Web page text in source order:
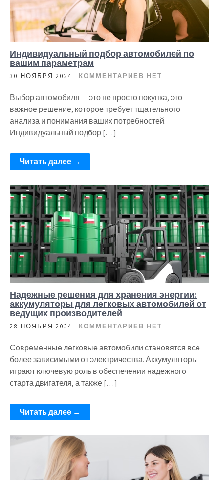
Индивидуальный подбор автомобилей по
вашим параметрам
30 НОЯБРЯ 2024 КОММЕНТАРИЕВ НЕТ
Выбор автомобиля — это не просто покупка, это
важное решение, которое требует тщательного
анализа и понимания ваших потребностей.
Индивидуальный подбор […]
Читать далее →
Надежные решения для хранения энергии:
аккумуляторы для легковых автомобилей от
ведущих производителей
28 НОЯБРЯ 2024 КОММЕНТАРИЕВ НЕТ
Современные легковые автомобили становятся все
более зависимыми от электричества. Аккумуляторы
играют ключевую роль в обеспечении надежного
старта двигателя, а также […]
Читать далее →